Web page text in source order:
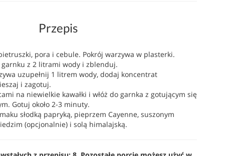
Przepis
pora i cebule. Pokrój warzywa w plasterki.
z 2 litrami wody i zblenduj.
uzupełnij 1 litrem wody, dodaj koncentrat
i zagotuj.
na niewielkie kawałki i włóż do garnka z gotującym się
Gotuj około 2-3 minuty.
słodką papryką, pieprzem Cayenne, suszonym
(opcjonalnie) i solą himalajską.